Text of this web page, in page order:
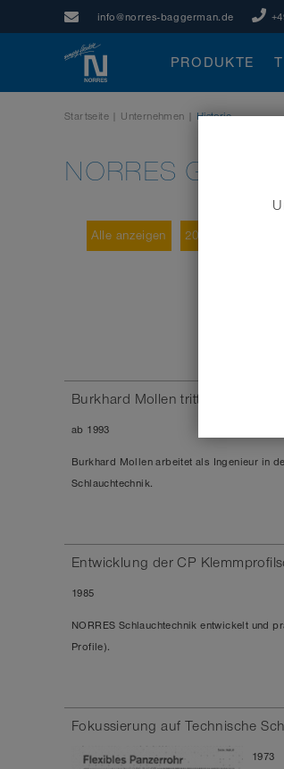
info@norres-baggerman.de
PRODUKTE
Startseite | Unternehmen | Historie
NORRES GROUP
Alle anzeigen 2021
Burkhard Mollen tritt der
ab 1993
Burkhard Mollen arbeitet als Ingenieur in
Schlauchtechnik.
Entwicklung der CP
1985
NORRES Schlauchtechnik entwickelt und
Profile).
Fokussierung auf Technische
1973